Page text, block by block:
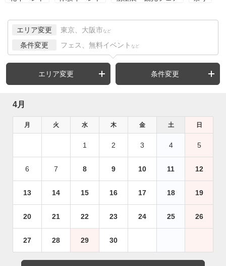
エリア変更 東京、大阪市 など
条件変更 フェス、無料イベント など
エリア変更 条件変更
4月
月 火 水 木 金 土 日
1 2 3 4 5
6 7 8 9 10 11 12
13 14 15 16 17 18 19
20 21 22 23 24 25 26
27 28 29 30